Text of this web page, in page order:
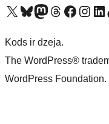
Apmeklējiet mūsu X (agrāk Twitter) kontu
Apmeklējiet mūsu Bluesky kontu
Apmeklējiet mūsu Mastodon kontu
Apmeklējiet mūsu Threads kontu
Apmeklējiet mūsu Facebook lapu
Apmeklējiet mūsuApmeklējiet
Kods ir dzeja.
The WordPress®
WordPress Foundation.